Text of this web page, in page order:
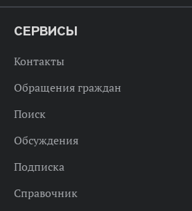
СЕРВИСЫ
Контакты
Обращения граждан
Поиск
Обсуждения
Подписка
Справочник